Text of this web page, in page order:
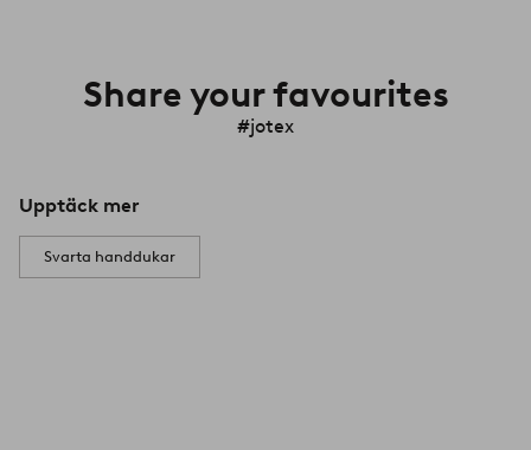
Share your favourites
#jotex
Upptäck mer
Svarta handdukar